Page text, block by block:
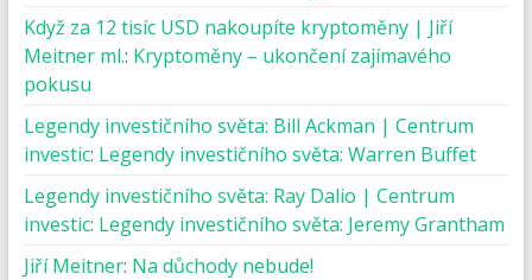
Když za 12 tisíc USD nakoupíte kryptoměny | Jiří
Meitner ml.: Kryptoměny – ukončení zajímavého
pokusu
Legendy investičního světa: Bill Ackman | Centrum
investic: Legendy investičního světa: Warren Buffet
Legendy investičního světa: Ray Dalio | Centrum
investic: Legendy investičního světa: Jeremy Grantham
Jiří Meitner: Na důchody nebude!